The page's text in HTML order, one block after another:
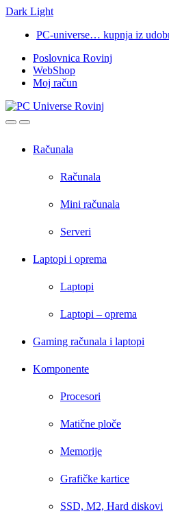
Dark Light
navigation
content
PC-universe… kupnja iz
Poslovnica Rovinj
WebShop
Moj račun
OpenClose
Računala
Računala
Mini računala
Serveri
Laptopi i oprema
Laptopi
Laptopi – oprema
Gaming računala i laptopi
Komponente
Procesori
Matične ploče
Memorije
Grafičke kartice
SSD, M2, Hard diskovi